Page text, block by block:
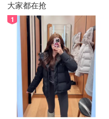
大家都在抢
1